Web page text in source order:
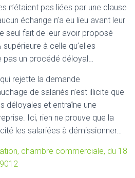
n’étaient pas liées par une clause
échange n’a eu lieu avant leur
seul fait de leur avoir proposé
à celle qu’elles
pas un procédé déloyal…
rejette la demande
de salariés n’est illicite que
déloyales et entraîne une
Ici, rien ne prouve que la
les salariées à démissionner…
chambre commerciale, du 18